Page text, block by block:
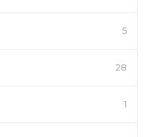
5
28
1